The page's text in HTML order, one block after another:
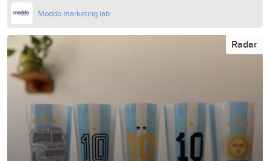
Moddo marketing lab
Radar